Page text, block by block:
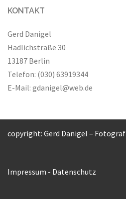
KONTAKT
Gerd Danigel
Hadlichstraße 30
13187 Berlin
Telefon: (030) 63919344
E-Mail: gdanigel@web.de
copyright: Gerd Danigel – Fotograf
Impressum - Datenschutz